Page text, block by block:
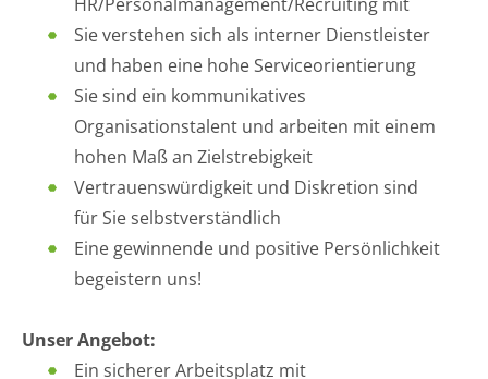
Sie verstehen sich als interner Dienstleister
und haben eine hohe Serviceorientierung
Sie sind ein kommunikatives
Organisationstalent und arbeiten mit einem
hohen Maß an Zielstrebigkeit
Vertrauenswürdigkeit und Diskretion sind
für Sie selbstverständlich
Eine gewinnende und positive Persönlichkeit
begeistern uns!
Unser Angebot:
Ein sicherer Arbeitsplatz mit